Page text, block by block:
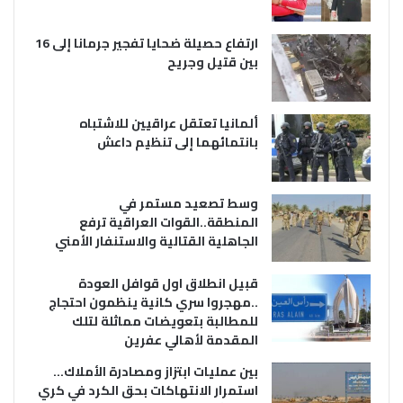
ارتفاع حصيلة ضحايا تفجير جرمانا إلى 16
بين قتيل وجريح
ألمانيا تعتقل عراقيين للاشتباه
بانتمائهما إلى تنظيم داعش
وسط تصعيد مستمر في
المنطقة..القوات العراقية ترفع
الجاهلية القتالية والاستنفار الأمني
قبيل انطلاق اول قوافل العودة
..مهجروا سري كانية ينظمون احتجاج
للمطالبة بتعويضات مماثلة لتلك
المقدمة لأهالي عفرين
بين عمليات ابتزاز ومصادرة الأملاك…
استمرار الانتهاكات بحق الكرد في كري